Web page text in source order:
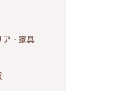
ア・家具